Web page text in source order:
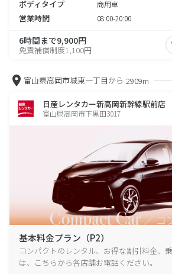
ボディタイプ 商用車
営業時間 08:00-20:00
6時間まで9,900円
免責補償制度1,100円
富山県高岡市城東一丁目から 2909m
日産レンタカー新高岡新幹線駅前店
富山県高岡市下黒田3017
基本料金プラン（P2）
コンパクトのレンタル、お得な割引料金、
は、こちらから各店舗お電話ください。